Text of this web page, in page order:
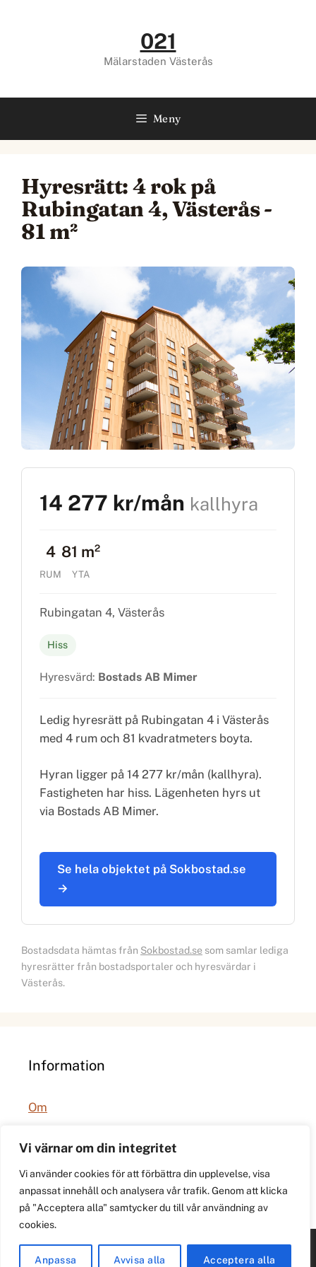
Vi värnar om din integritet
Vi använder cookies för att förbättra din upplevelse, visa
anpassat innehåll och analysera vår trafik. Genom att klicka
på "Acceptera alla" samtycker du till vår användning av
cookies.
Anpassa Avvisa alla Acceptera alla
021
Mälarstaden Västerås
Meny
Hyresrätt: 4 rok på
Rubingatan 4, Västerås -
81 m²
14 277 kr/mån kallhyra
4
RUM
81 m²
YTA
Rubingatan 4, Västerås
Hiss
Hyresvärd: Bostads AB Mimer
Ledig hyresrätt på Rubingatan 4 i Västerås
med 4 rum och 81 kvadratmeters boyta.
Hyran ligger på 14 277 kr/mån (kallhyra).
Fastigheten har hiss. Lägenheten hyrs ut
via Bostads AB Mimer.
Se hela objektet på Sokbostad.se
→
Bostadsdata hämtas från Sokbostad.se som samlar lediga
hyresrätter från bostadsportaler och hyresvärdar i
Västerås.
Information
Om